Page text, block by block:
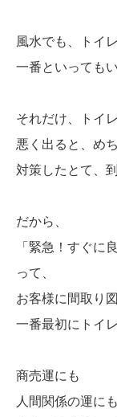
風水でも、トイ
一番といっても
それだけ、トイ
悪く出ると、め
対策したとて、
だから、
「緊急！すぐに
って、
お客様に間取り
一番最初にトイ
商売運にも
人間関係の運にも